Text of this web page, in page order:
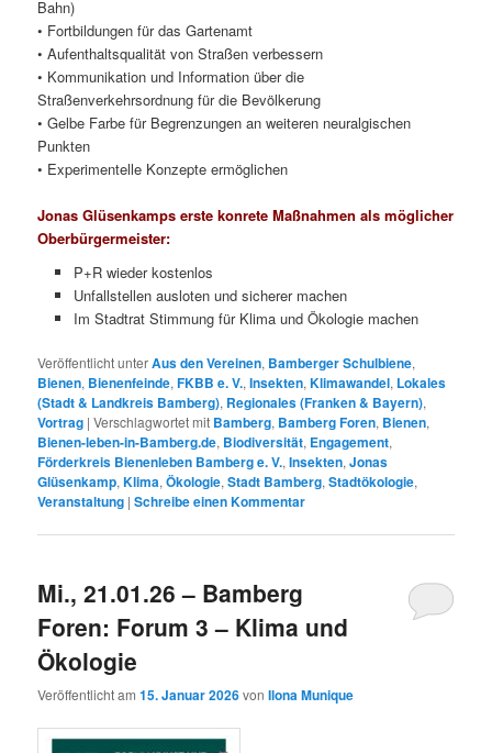
Bahn)
• Fortbildungen für das Gartenamt
• Aufenthaltsqualität von Straßen verbessern
• Kommunikation und Information über die
Straßenverkehrsordnung für die Bevölkerung
• Gelbe Farbe für Begrenzungen an weiteren neuralgischen
Punkten
• Experimentelle Konzepte ermöglichen
Jonas Glüsenkamps erste konrete Maßnahmen als möglicher
Oberbürgermeister:
P+R wieder kostenlos
Unfallstellen ausloten und sicherer machen
Im Stadtrat Stimmung für Klima und Ökologie machen
Veröffentlicht unterAus den Vereinen, Bamberger Schulbiene,
Bienen, Bienenfeinde,FKBB e. V.,Insekten,Klimawandel, Lokales
(Stadt & Landkreis Bamberg), Regionales (Franken & Bayern),
Vortrag |Verschlagwortet mit Bamberg, Bamberg Foren, Bienen,
Bienen-leben-in-Bamberg.de, Biodiversität, Engagement,
Förderkreis Bienenleben Bamberg e. V.,Insekten,Jonas
Glüsenkamp,Klima,Ökologie,Stadt Bamberg,Stadtökologie,
Veranstaltung |Schreibe einen Kommentar
Mi., 21.01.26 – Bamberg
Foren: Forum 3 – Klima und
Ökologie
Veröffentlicht am15. Januar 2026vonIlona Munique